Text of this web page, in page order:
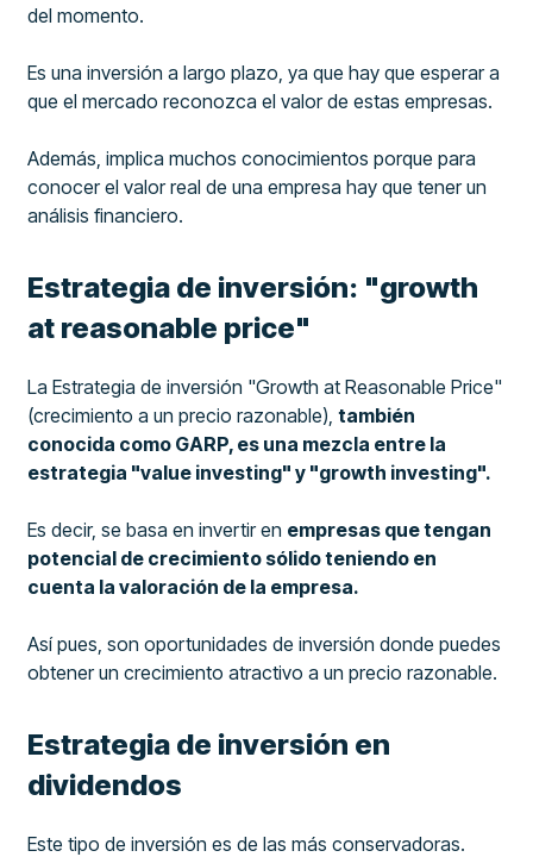
del momento.
Es una inversión a largo plazo, ya que hay que esperar a
que el mercado reconozca el valor de estas empresas.
Además, implica muchos conocimientos porque para
conocer el valor real de una empresa hay que tener un
análisis financiero.
Estrategia de inversión: "growth
at reasonable price"
La Estrategia de inversión "Growth at Reasonable Price"
(crecimiento a un precio razonable),también
conocida como GARP, es una mezcla entre la
estrategia "value investing" y "growth investing".
Es decir, se basa en invertir en empresas que tengan
potencial de crecimiento sólido teniendo en
cuenta la valoración de la empresa.
Así pues, son oportunidades de inversión donde puedes
obtener un crecimiento atractivo a un precio razonable.
Estrategia de inversión en
dividendos
Este tipo de inversión es de las más conservadoras.